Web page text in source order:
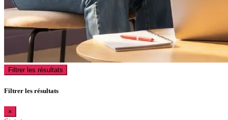
Filtrer les résultats
Filtrer les résultats
×